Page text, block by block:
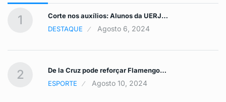
1
Corte nos auxílios: Alunos da UERJ…
DESTAQUE
Agosto 6, 2024
2
De la Cruz pode reforçar Flamengo…
ESPORTE
Agosto 10, 2024